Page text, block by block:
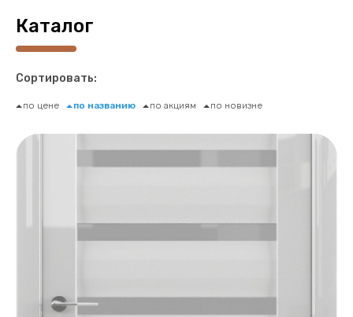
Каталог
Сортировать:
по цене по названию по акциям по новизне